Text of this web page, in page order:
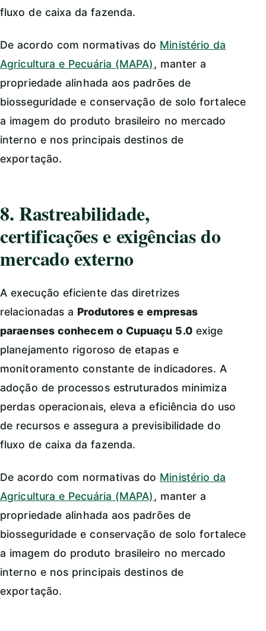
fluxo de caixa da fazenda.
De acordo com normativas do Ministério da
Agricultura e Pecuária (MAPA), manter a
propriedade alinhada aos padrões de
biosseguridade e conservação de solo fortalece
a imagem do produto brasileiro no mercado
interno e nos principais destinos de
exportação.
8. Rastreabilidade,
certificações e exigências do
mercado externo
A execução eficiente das diretrizes
relacionadas a Produtores e empresas
paraenses conhecem o Cupuaçu 5.0exige
planejamento rigoroso de etapas e
monitoramento constante de indicadores. A
adoção de processos estruturados minimiza
perdas operacionais, eleva a eficiência do uso
de recursos e assegura a previsibilidade do
fluxo de caixa da fazenda.
De acordo com normativas do Ministério da
Agricultura e Pecuária (MAPA), manter a
propriedade alinhada aos padrões de
biosseguridade e conservação de solo fortalece
a imagem do produto brasileiro no mercado
interno e nos principais destinos de
exportação.